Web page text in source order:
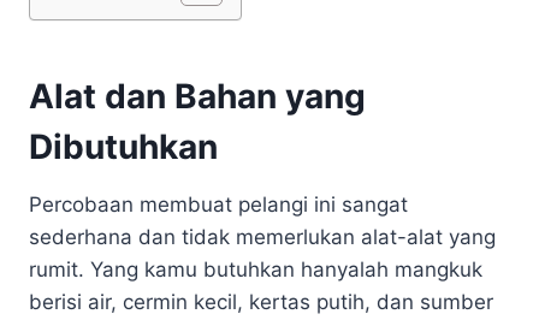
Alat dan Bahan yang
Dibutuhkan
Percobaan membuat pelangi ini sangat
sederhana dan tidak memerlukan alat-alat yang
rumit. Yang kamu butuhkan hanyalah mangkuk
berisi air, cermin kecil, kertas putih, dan sumber